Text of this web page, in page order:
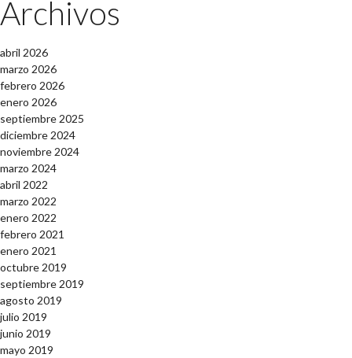
Archivos
abril 2026
marzo 2026
febrero 2026
enero 2026
septiembre 2025
diciembre 2024
noviembre 2024
marzo 2024
abril 2022
marzo 2022
enero 2022
febrero 2021
enero 2021
octubre 2019
septiembre 2019
agosto 2019
julio 2019
junio 2019
mayo 2019